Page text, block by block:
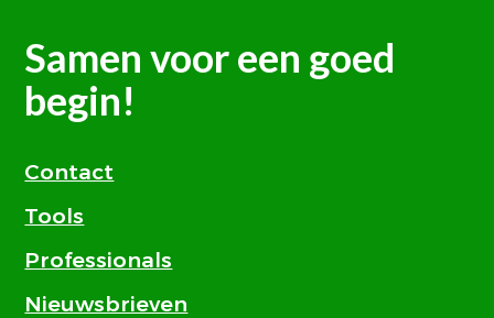
Samen voor een goed
begin!
Contact
Tools
Professionals
Nieuwsbrieven